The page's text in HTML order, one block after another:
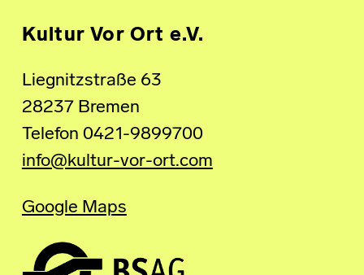
Kultur Vor Ort e.V.
Liegnitzstraße 63
28237 Bremen
Telefon 0421-9899700
info@kultur-vor-ort.com
Google Maps